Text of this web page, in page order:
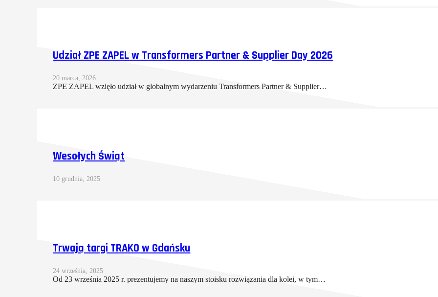
Udział ZPE ZAPEL w Transformers Partner & Supplier Day 2026
20 marca, 2026
ZPE ZAPEL wzięło udział w globalnym wydarzeniu Transformers Partner & Supplier…
Wesołych Świąt
10 grudnia, 2025
Trwają targi TRAKO w Gdańsku
24 września, 2025
Od 23 września 2025 r. prezentujemy na naszym stoisku rozwiązania dla kolei, w tym…